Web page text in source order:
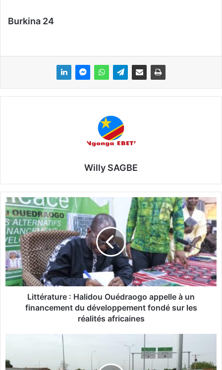
Burkina 24
Willy SAGBE
L
i
t
t
é
r
a
t
u
i
Littérature : Halidou Ouédraogo appelle à un
financement du développement fondé sur les
réalités africaines
u